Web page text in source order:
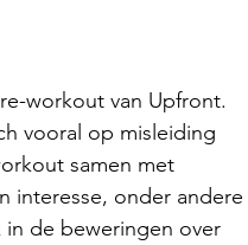
workout van Upfront.
vooral op misleiding
samen met
interesse, onder andere
de beweringen over